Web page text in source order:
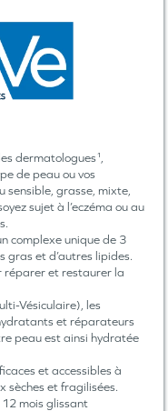
dermatologues¹,
de peau ou vos
sensible, grasse, mixte,
sujet à l’eczéma ou au
complexe unique de 3
gras et d’autres lipides.
réparer et restaurer la
Vésiculaire), les
et réparateurs
peau est ainsi hydratée
et accessibles à
sèches et fragilisées.
12 mois glissant